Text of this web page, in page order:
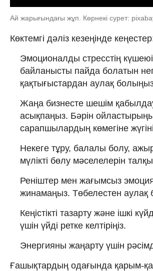
Ай жарығындағы жұп. Көрнекі сурет:
Көктемгі дәліз кезеңінде
Эмоционалды стресстің
байланысты пайда болатын
қақтығыстардан аулақ
Жаңа бизнесте шешім
асықпаңыз. Бәрін
сарапшылардың көмегіне
Некеге тұру, балалы болу,
мүлікті бөлу мәселелерін
Реніштер мен жағымсыз
жинамаңыз. Төбелестен аулақ
Кеңістікті тазарту және ішкі
үшін үйді ретке келтіріңіз.
Энергияны жаңарту үшін
Ғашықтардың одағында қарым-